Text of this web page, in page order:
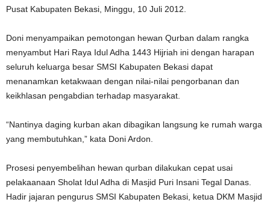
Pusat Kabupaten Bekasi, Minggu, 10 Juli 2012.
Doni menyampaikan pemotongan hewan Qurban dalam rangka
menyambut Hari Raya Idul Adha 1443 Hijriah ini dengan harapan
seluruh keluarga besar SMSI Kabupaten Bekasi dapat
menanamkan ketakwaan dengan nilai-nilai pengorbanan dan
keikhlasan pengabdian terhadap masyarakat.
“Nantinya daging kurban akan dibagikan langsung ke rumah warga
yang membutuhkan,” kata Doni Ardon.
Prosesi penyembelihan hewan qurban dilakukan cepat usai
pelakaanaan Sholat Idul Adha di Masjid Puri Insani Tegal Danas.
Hadir jajaran pengurus SMSI Kabupaten Bekasi, ketua DKM Masjid